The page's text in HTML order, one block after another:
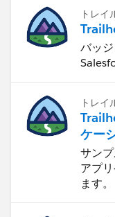
トレイ
バッ
トレイ
ケー
サン
アプ
ます。